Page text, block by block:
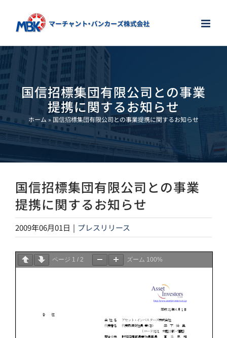
content
国信招標集団有限公司との事業
提携に関するお知らせ
ホーム »国信招標集団有限公司との事業提携に関するお知らせ
国信招標集団有限公司との事業
提携に関するお知らせ
2009年06月01日 | プレスリリース
ページ 1 / 2 ズーム 100%